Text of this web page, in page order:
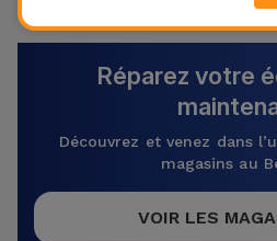
Réparez votre
Découvrez et venez dans
magasins au
VOIR LES